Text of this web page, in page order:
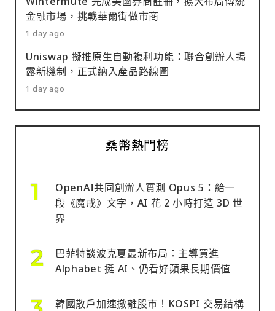
金融市場，挑戰華爾街做市商
1 day ago
Uniswap 擬推原生自動複利功能：聯合創辦人揭
露新機制，正式納入產品路線圖
1 day ago
桑幣熱門榜
OpenAI共同創辦人實測 Opus 5：給一
段《魔戒》文字，AI 花 2 小時打造 3D 世
界
巴菲特談波克夏最新布局：主導買進
Alphabet 挺 AI、仍看好蘋果長期價值
韓國散戶加速撤離股市！KOSPI 交易結構